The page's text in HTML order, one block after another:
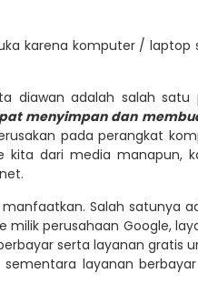
karena komputer / laptop
diawan adalah salah satu
menyimpan dan
pada perangkat
dari media manapun,
Salah satunya
perusahaan Google,
serta layanan gratis
layanan